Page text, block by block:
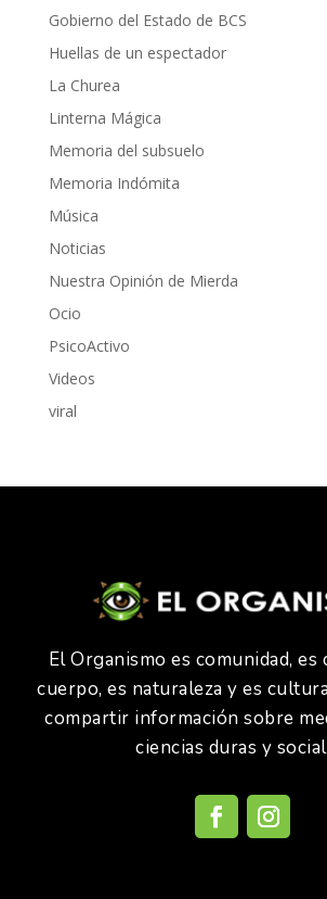
Gobierno del Estado de BCS
Huellas de un espectador
La Churea
Linterna Mágica
Memoria del subsuelo
Memoria Indómita
Música
Noticias
Nuestra Opinión de Mierda
Ocio
PsicoActivo
Videos
viral
El Organismo es comunidad, es
cuerpo, es naturaleza y es
compartir información sobre
ciencias duras y